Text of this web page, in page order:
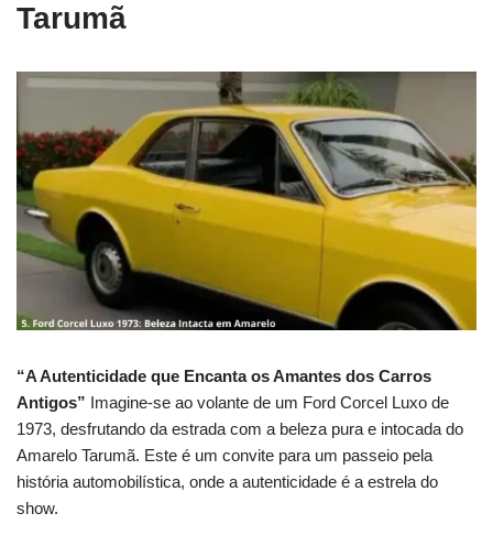
Tarumã
“A Autenticidade que Encanta os Amantes dos Carros
Antigos” Imagine-se ao volante de um Ford Corcel Luxo de
1973, desfrutando da estrada com a beleza pura e intocada do
Amarelo Tarumã. Este é um convite para um passeio pela
história automobilística, onde a autenticidade é a estrela do
show.